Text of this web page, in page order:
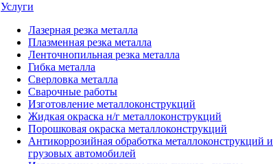
Услуги
Лазерная резка металла
Плазменная резка металла
Ленточнопильная резка металла
Гибка металла
Сверловка металла
Сварочные работы
Изготовление металлоконструкций
Жидкая окраска н/г металлоконструкций
Порошковая окраска металлоконструкций
Антикоррозийная обработка металлоконструкций и
грузовых автомобилей